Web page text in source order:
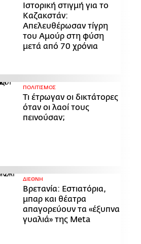
Ιστορική στιγμή για το
Καζακστάν:
Απελευθέρωσαν τίγρη
του Αμούρ στη φύση
μετά από 70 χρόνια
ΠΟΛΙΤΙΣΜΟΣ
Τι έτρωγαν οι δικτάτορες
όταν οι λαοί τους
πεινούσαν;
ΔΙΕΘΝΗ
Βρετανία: Εστιατόρια,
μπαρ και θέατρα
απαγορεύουν τα «έξυπνα
γυαλιά» της Meta